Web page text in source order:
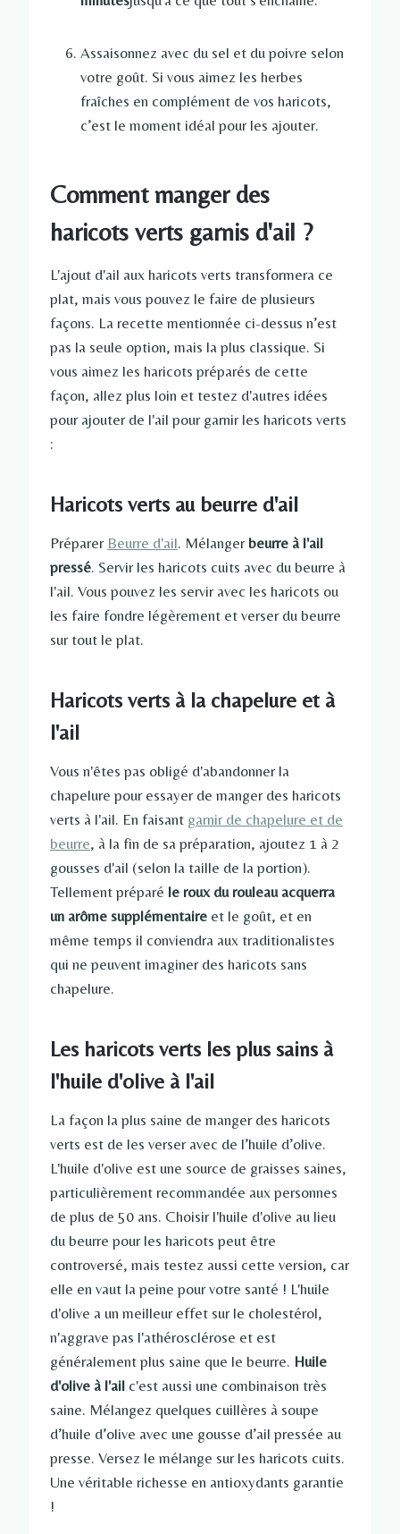
Assaisonnez avec du sel et du poivre selon
votre goût. Si vous aimez les herbes
fraîches en complément de vos haricots,
c’est le moment idéal pour les ajouter.
Comment manger des
haricots verts garnis d'ail ?
L'ajout d'ail aux haricots verts transformera ce
plat, mais vous pouvez le faire de plusieurs
façons. La recette mentionnée ci-dessus n’est
pas la seule option, mais la plus classique. Si
vous aimez les haricots préparés de cette
façon, allez plus loin et testez d'autres idées
pour ajouter de l'ail pour garnir les haricots verts
:
Haricots verts au beurre d'ail
Préparer Beurre d'ail. Mélanger beurre à l'ail
pressé. Servir les haricots cuits avec du beurre à
l'ail. Vous pouvez les servir avec les haricots ou
les faire fondre légèrement et verser du beurre
sur tout le plat.
Haricots verts à la chapelure et à
l'ail
Vous n'êtes pas obligé d'abandonner la
chapelure pour essayer de manger des haricots
verts à l'ail. En faisant garnir de chapelure et de
beurre, à la fin de sa préparation, ajoutez 1 à 2
gousses d'ail (selon la taille de la portion).
Tellement préparé le roux du rouleau acquerra
un arôme supplémentaire et le goût, et en
même temps il conviendra aux traditionalistes
qui ne peuvent imaginer des haricots sans
chapelure.
Les haricots verts les plus sains à
l'huile d'olive à l'ail
La façon la plus saine de manger des haricots
verts est de les verser avec de l’huile d’olive.
L'huile d'olive est une source de graisses saines,
particulièrement recommandée aux personnes
de plus de 50 ans. Choisir l'huile d'olive au lieu
du beurre pour les haricots peut être
controversé, mais testez aussi cette version, car
elle en vaut la peine pour votre santé ! L'huile
d'olive a un meilleur effet sur le cholestérol,
n'aggrave pas l'athérosclérose et est
généralement plus saine que le beurre. Huile
d'olive à l'ail c'est aussi une combinaison très
saine. Mélangez quelques cuillères à soupe
d’huile d’olive avec une gousse d’ail pressée au
presse. Versez le mélange sur les haricots cuits.
Une véritable richesse en antioxydants garantie
!